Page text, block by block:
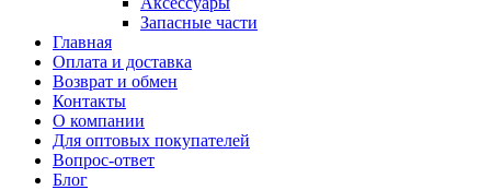
Запасные части
Главная
Оплата и доставка
Возврат и обмен
Контакты
О компании
Для оптовых покупателей
Вопрос-ответ
Блог